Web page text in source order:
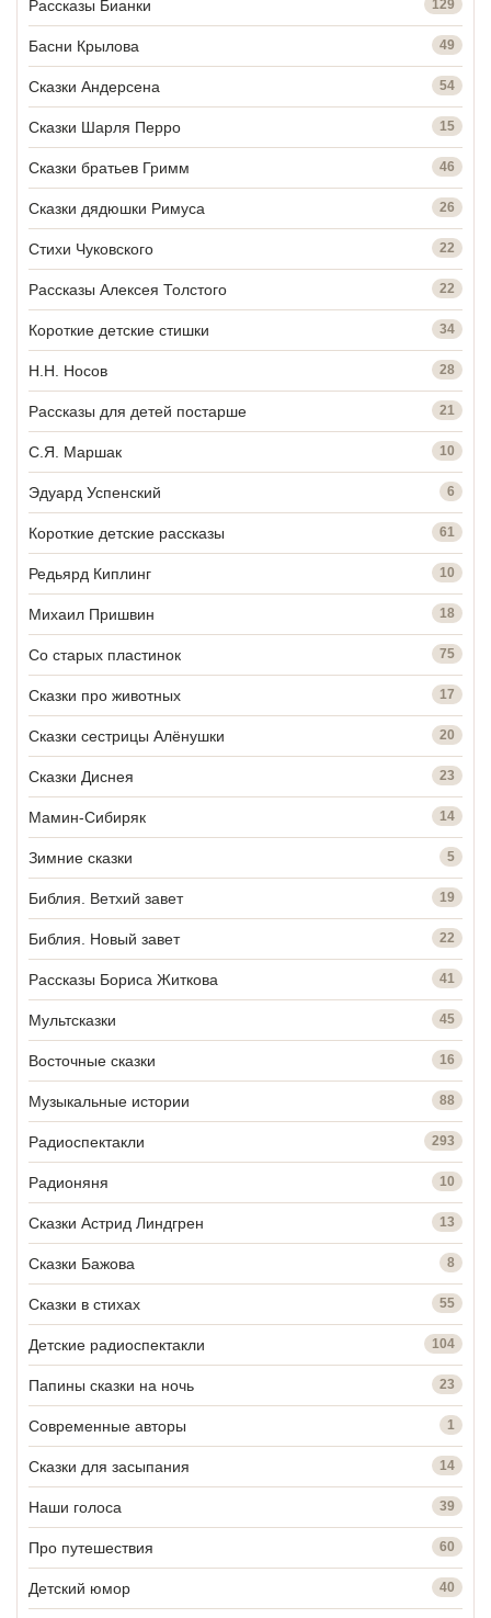
Рассказы Бианки 129
Басни Крылова 49
Сказки Андерсена 54
Сказки Шарля Перро 15
Сказки братьев Гримм 46
Сказки дядюшки Римуса 26
Стихи Чуковского 22
Рассказы Алексея Толстого 22
Короткие детские стишки 34
Н.Н. Носов 28
Рассказы для детей постарше 21
С.Я. Маршак 10
Эдуард Успенский 6
Короткие детские рассказы 61
Редьярд Киплинг 10
Михаил Пришвин 18
Со старых пластинок 75
Сказки про животных 17
Сказки сестрицы Алёнушки 20
Сказки Диснея 23
Мамин-Сибиряк 14
Зимние сказки 5
Библия. Ветхий завет 19
Библия. Новый завет 22
Рассказы Бориса Житкова 41
Мультсказки 45
Восточные сказки 16
Музыкальные истории 88
Радиоспектакли 293
Радионяня 10
Сказки Астрид Линдгрен 13
Сказки Бажова 8
Сказки в стихах 55
Детские радиоспектакли 104
Папины сказки на ночь 23
Современные авторы 1
Сказки для засыпания 14
Наши голоса 39
Про путешествия 60
Детский юмор 40